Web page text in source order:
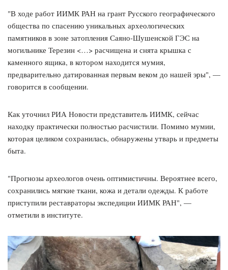
"В ходе работ ИИМК РАН на грант Русского географического
общества по спасению уникальных археологических
памятников в зоне затопления Саяно-Шушенской ГЭС на
могильнике Терезин <…> расчищена и снята крышка с
каменного ящика, в котором находится мумия,
предварительно датированная первым веком до нашей эры", —
говорится в сообщении.
Как уточнил РИА Новости представитель ИИМК, сейчас
находку практически полностью расчистили. Помимо мумии,
которая целиком сохранилась, обнаружены утварь и предметы
быта.
"Прогнозы археологов очень оптимистичны. Вероятнее всего,
сохранились мягкие ткани, кожа и детали одежды. К работе
приступили реставраторы экспедиции ИИМК РАН", —
отметили в институте.